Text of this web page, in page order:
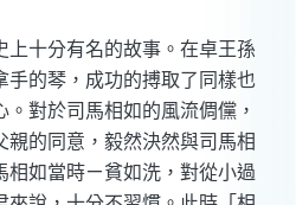
十分有名的故事。在卓王孫
手的琴，成功的搏取了同樣也
對於司馬相如的風流倜儻，
親的同意，毅然決然與司馬相
相如當時ㄧ貧如洗，對從小過